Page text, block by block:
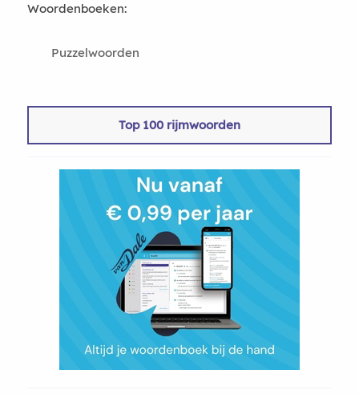
Woordenboeken:
Puzzelwoorden
Top 100 rijmwoorden